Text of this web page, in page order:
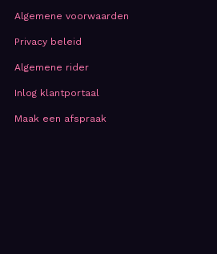
Algemene voorwaarden
Privacy beleid
Algemene rider
Inlog klantportaal
Maak een afspraak